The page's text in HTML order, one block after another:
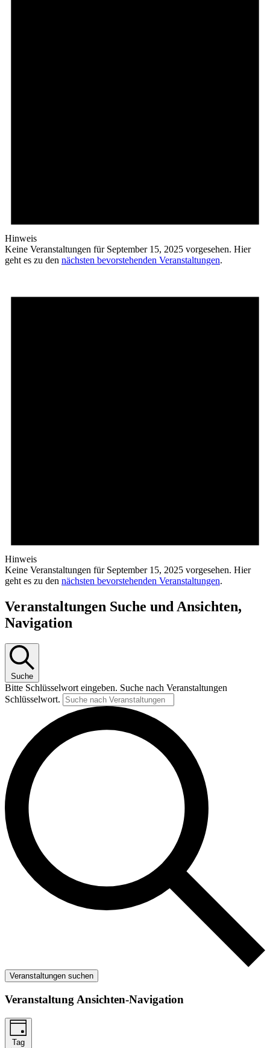
Hinweis
Keine Veranstaltungen für September 15, 2025 vorgesehen. Hier
geht es zu den nächsten bevorstehenden Veranstaltungen.
Hinweis
Keine Veranstaltungen für September 15, 2025 vorgesehen. Hier
geht es zu den nächsten bevorstehenden Veranstaltungen.
Veranstaltungen Suche und Ansichten,
Navigation
Suche
Bitte Schlüsselwort eingeben. Suche nach Veranstaltungen
Schlüsselwort.
Veranstaltungen suchen
Veranstaltung Ansichten-Navigation
Tag